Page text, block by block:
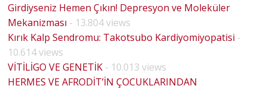
Girdiyseniz Hemen Çıkın! Depresyon ve Moleküler
Mekanizması - 13.804 views
Kırık Kalp Sendromu: Takotsubo Kardiyomiyopatisi -
10.614 views
VİTİLİGO VE GENETİK - 10.013 views
HERMES VE AFRODİT’İN ÇOCUKLARINDAN